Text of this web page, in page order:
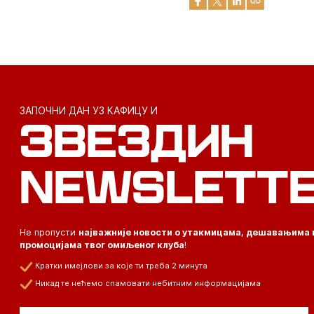
ЗАПОЧНИ ДАН УЗ КАФИЦУ И
ЗВЕЗДИН
Не пропусти најважније новости о утакмицама, дешавањима
промоцијама твог омиљеног клуба!
Кратки имејлови за које ти треба 2 минута
Никад те нећемо спамовати небитним информацијама